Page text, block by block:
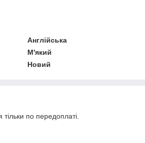
Англійська
М'який
Новий
тільки по передоплаті.